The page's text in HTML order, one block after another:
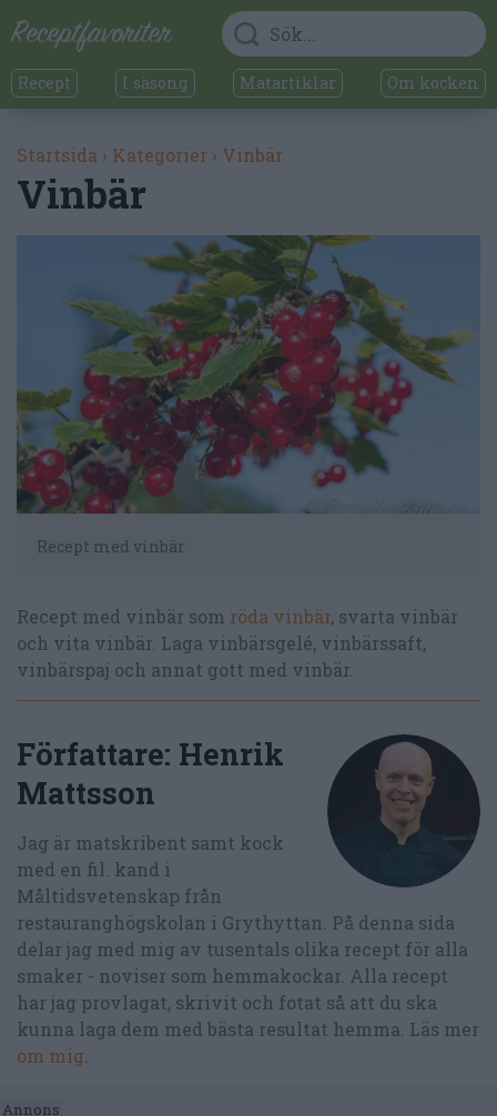
Recept I säsong Matartiklar Om kocken
Startsida › Kategorier › Vinbär
Vinbär
Recept med vinbär
Recept med vinbär som röda vinbär, svarta vinbär
och vita vinbär. Laga vinbärsgelé, vinbärssaft,
vinbärspaj och annat gott med vinbär.
Författare: Henrik
Mattsson
Jag är matskribent samt kock
med en fil. kand i
Måltidsvetenskap från
restauranghögskolan i Grythyttan. På denna sida
delar jag med mig av tusentals olika recept för alla
smaker - noviser som hemmakockar. Alla recept
har jag provlagat, skrivit och fotat så att du ska
kunna laga dem med bästa resultat hemma. Läs mer
om mig